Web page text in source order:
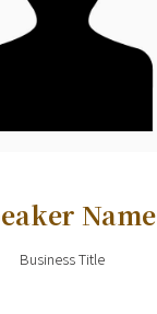
Name
Business Title